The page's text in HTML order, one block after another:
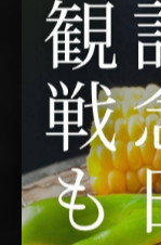
コスパ重
焼肉をコスパ良